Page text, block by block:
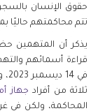
حقوق الإنسان
تتم محاكمتهم حاليًا
قراءة أسمائهم
ثلاثة من أفراد جهاز
المحاكمة، ولكن في